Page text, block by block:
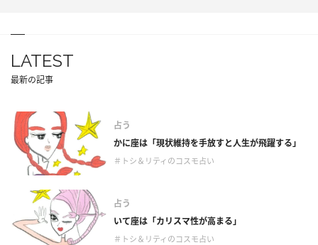
LATEST
最新の記事
占う
かに座は「現状維持を手放すと人生が飛躍する」
＃トシ＆リティのコスモ占い
占う
いて座は「カリスマ性が高まる」
＃トシ＆リティのコスモ占い